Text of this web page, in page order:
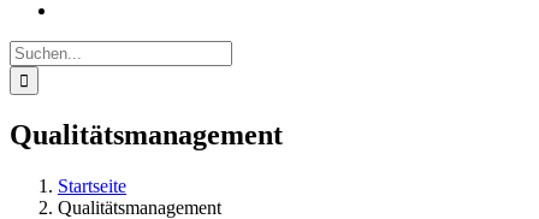
Suche
nach:
Qualitätsmanagement
Startseite
Qualitätsmanagement